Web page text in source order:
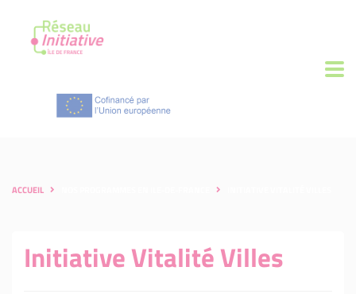
ACCUEIL
Initiative Vitalité Villes